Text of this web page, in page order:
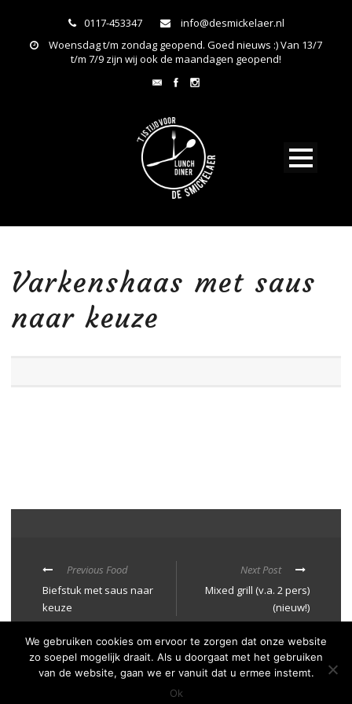
0117-453347
info@desmickelaer.nl
Woensdag t/m zondag geopend. Goed nieuws :) Van 13/7
t/m 7/9 zijn wij ook de maandagen geopend!
Varkenshaas met saus
naar keuze
Previous Food
Biefstuk met saus naar
keuze
Next Post
Mixed grill (v.a. 2 pers)
(nieuw!)
Privacy Policy
De Smickelaer 2025© | Website Realisatie
We gebruiken cookies om ervoor te zorgen dat onze website
zo soepel mogelijk draait. Als u doorgaat met het gebruiken
van de website, gaan we er vanuit dat u ermee instemt.
Ok